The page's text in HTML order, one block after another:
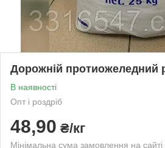
Дорожній протиожеледний
В наявності
Опт і роздріб
48,90 ₴/кг
Мінімальна сума замовлення на